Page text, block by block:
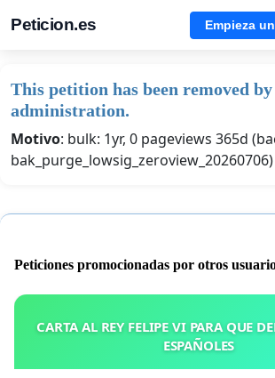
Peticion.es Empieza
This petition has been removed
administration.
Motivo: bulk: 1yr, 0 pageviews 365d
bak_purge_lowsig_zeroview_20260706)
Peticiones promocionadas por otros
CARTA AL REY FELIPE VI PARA QUE
ESPAÑOLES